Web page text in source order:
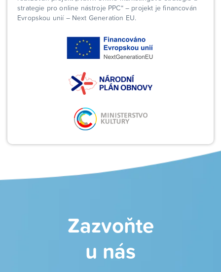
strategie pro online nástroje PPC“ – projekt je financován
Evropskou unií – Next Generation EU.
Zazvoňte
u nás